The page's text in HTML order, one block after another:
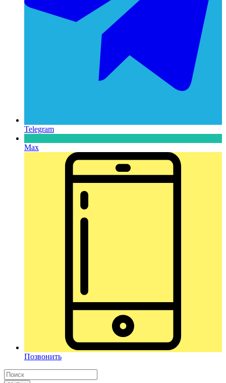
Telegram
Max
Позвонить